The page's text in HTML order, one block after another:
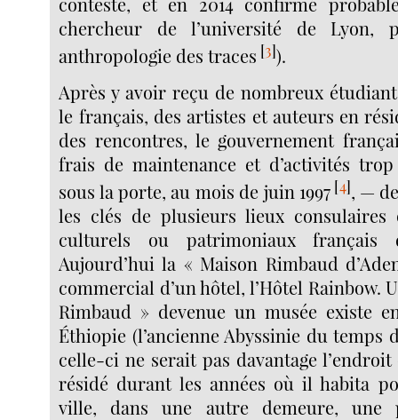
chercheur de l’université de Lyon,
anthropologie des traces [3]).
Après y avoir reçu de nombreux
le français, des artistes et auteurs en
des rencontres, le gouvernement
frais de maintenance et d’activités
sous la porte, au mois de juin 1997 [4], —
les clés de plusieurs lieux consulaires
culturels ou patrimoniaux français
Aujourd’hui la « Maison Rimbaud
commercial d’un hôtel, l’Hôtel Rainbow.
Rimbaud » devenue un musée existe
Éthiopie (l’ancienne Abyssinie du temps
celle-ci ne serait pas davantage
résidé durant les années où il habita
ville, dans une autre demeure, une